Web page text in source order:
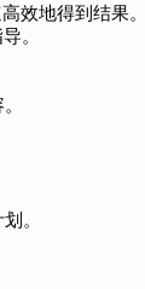
效地得到结果。
。
。